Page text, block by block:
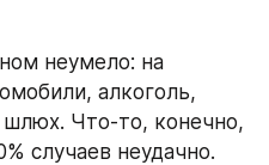
неумело: на
алкоголь,
Что-то, конечно,
случаев неудачно.